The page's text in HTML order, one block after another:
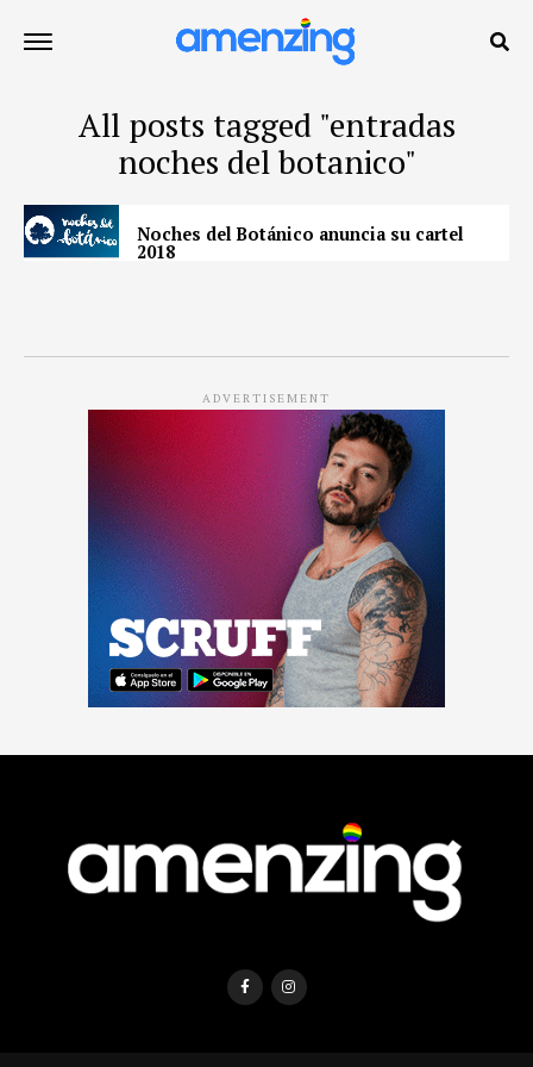
All posts tagged "entradas
noches del botanico"
Noches del Botánico anuncia su cartel
2018
ADVERTISEMENT